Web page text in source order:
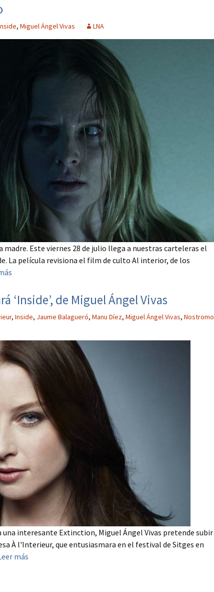
, Miguel Ángel Vivas LNA
madre. Este viernes 28 de julio llega a nuestras carteleras el
La película revisiona el film de culto Al interior, de los
‘Inside’, de Miguel Ángel Vivas
, Inside, Jaume Balagueró, Manu Díez, Miguel Ángel Vivas, Nostromo
una interesante Extinction, Miguel Ángel Vivas pretende subir
À l'Interieur, que entusiasmara en el festival de Sitges en
más